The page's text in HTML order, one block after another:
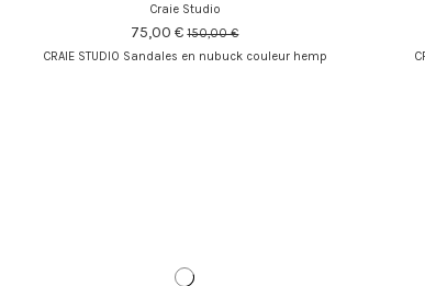
Craie Studio
75,00 €150,00 €
CRAIE STUDIO Sandales en nubuck couleur hemp